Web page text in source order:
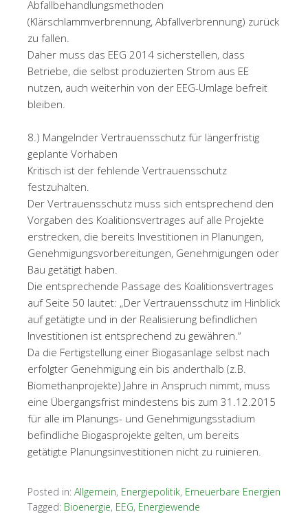
Abfallbehandlungsmethoden
(Klärschlammverbrennung, Abfallverbrennung) zurück
zu fallen.
Daher muss das EEG 2014 sicherstellen, dass
Betriebe, die selbst produzierten Strom aus EE
nutzen, auch weiterhin von der EEG-Umlage befreit
bleiben.
8.) Mangelnder Vertrauensschutz für längerfristig
geplante Vorhaben
Kritisch ist der fehlende Vertrauensschutz
festzuhalten.
Der Vertrauensschutz muss sich entsprechend den
Vorgaben des Koalitionsvertrages auf alle Projekte
erstrecken, die bereits Investitionen in Planungen,
Genehmigungsvorbereitungen, Genehmigungen oder
Bau getätigt haben.
Die entsprechende Passage des Koalitionsvertrages
auf Seite 50 lautet: „Der Vertrauensschutz im Hinblick
auf getätigte und in der Realisierung befindlichen
Investitionen ist entsprechend zu gewähren.“
Da die Fertigstellung einer Biogasanlage selbst nach
erfolgter Genehmigung ein bis anderthalb (z.B.
Biomethanprojekte) Jahre in Anspruch nimmt, muss
eine Übergangsfrist mindestens bis zum 31.12.2015
für alle im Planungs- und Genehmigungsstadium
befindliche Biogasprojekte gelten, um bereits
getätigte Planungsinvestitionen nicht zu ruinieren.
Posted in: Allgemein, Energiepolitik, Erneuerbare Energien
Tagged: Bioenergie, EEG, Energiewende